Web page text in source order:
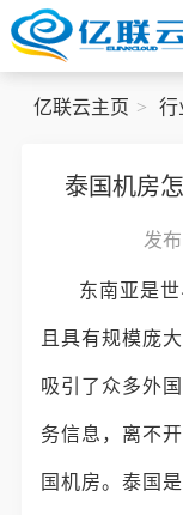
亿联云主页 行
泰国机房
发
东南亚是
且具有规模庞
吸引了众多外
务信息，离不开
国机房。泰国